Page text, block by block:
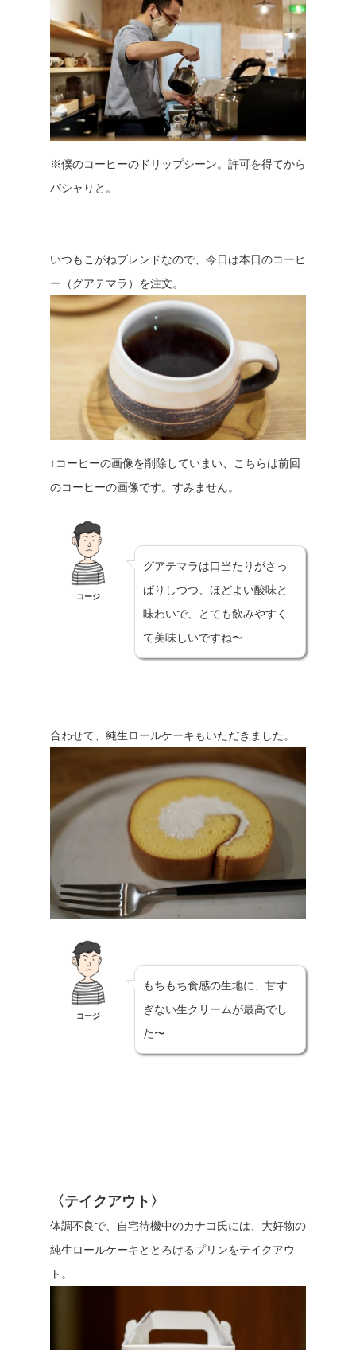
※僕のコーヒーのドリップシーン。許可を得てから
パシャりと。
いつもこがねブレンドなので、今日は本日のコーヒ
ー（グアテマラ）を注文。
↑コーヒーの画像を削除していまい、こちらは前回
のコーヒーの画像です。すみません。
コージ
グアテマラは口当たりがさっ
ぱりしつつ、ほどよい酸味と
味わいで、とても飲みやすく
て美味しいですね〜
合わせて、純生ロールケーキもいただきました。
コージ
もちもち食感の生地に、甘す
ぎない生クリームが最高でし
た〜
〈テイクアウト〉
体調不良で、自宅待機中のカナコ氏には、大好物の
純生ロールケーキととろけるプリンをテイクアウ
ト。